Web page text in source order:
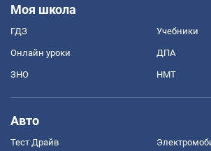
Моя школа
ГДЗ Учебники
Онлайн уроки ДПА
ЗНО НМТ
Авто
Тест Драйв